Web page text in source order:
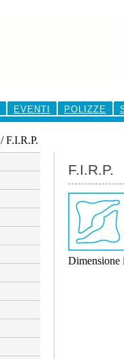
EVENTI POLIZZE
/F.I.R.P.
F.I.R.P.
Dimensione